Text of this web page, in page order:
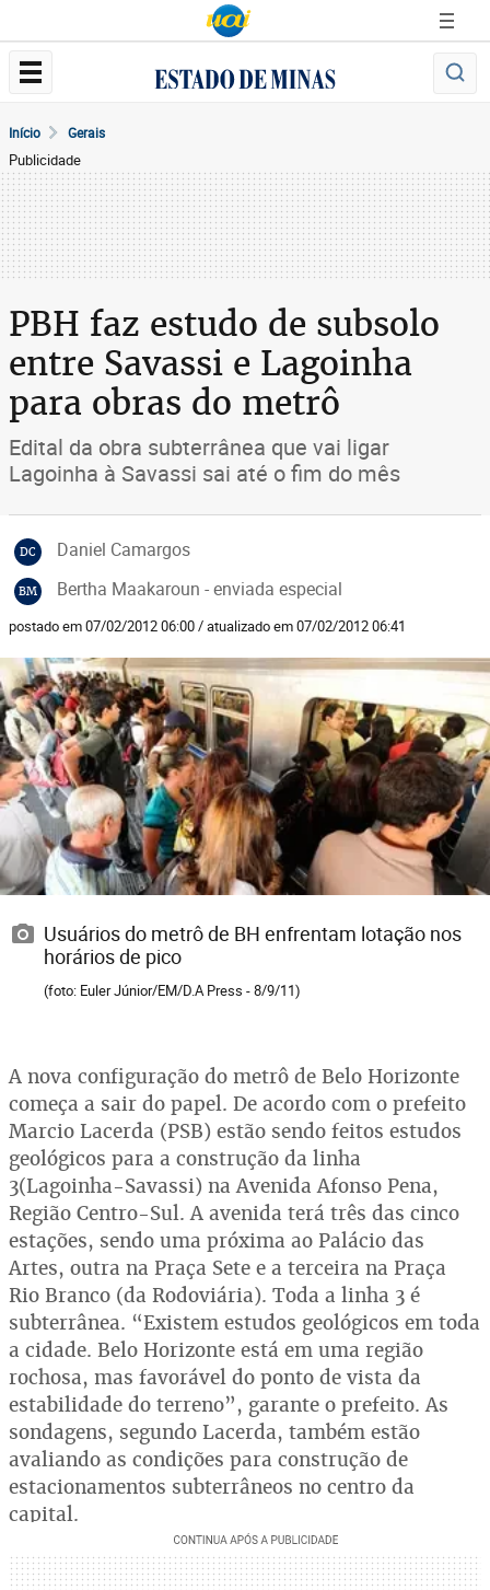
Início Gerais
Publicidade
PBH faz estudo de subsolo
entre Savassi e Lagoinha
para obras do metrô
Edital da obra subterrânea que vai ligar
Lagoinha à Savassi sai até o fim do mês
DC Daniel Camargos
BM Bertha Maakaroun - enviada especial
postado em 07/02/2012 06:00 / atualizado em 07/02/2012 06:41
Usuários do metrô de BH enfrentam lotação nos
horários de pico
(foto: Euler Júnior/EM/D.A Press - 8/9/11)
A nova configuração do metrô de Belo Horizonte
começa a sair do papel. De acordo com o prefeito
Marcio Lacerda (PSB) estão sendo feitos estudos
geológicos para a construção da linha
3(Lagoinha-Savassi) na Avenida Afonso Pena,
Região Centro-Sul. A avenida terá três das cinco
estações, sendo uma próxima ao Palácio das
Artes, outra na Praça Sete e a terceira na Praça
Rio Branco (da Rodoviária). Toda a linha 3 é
subterrânea. “Existem estudos geológicos em toda
a cidade. Belo Horizonte está em uma região
rochosa, mas favorável do ponto de vista da
estabilidade do terreno”, garante o prefeito. As
sondagens, segundo Lacerda, também estão
avaliando as condições para construção de
estacionamentos subterrâneos no centro da
capital.